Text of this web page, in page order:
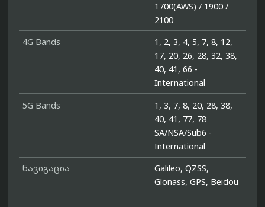
1700(AWS) / 1900 /
2100
4G Bands
1, 2, 3, 4, 5, 7, 8, 12,
17, 20, 26, 28, 32, 38,
40, 41, 66 -
International
5G Bands
1, 3, 7, 8, 20, 28, 38,
40, 41, 77, 78
SA/NSA/Sub6 -
International
ნავიგაცია
Galileo, QZSS,
Glonass, GPS, Beidou